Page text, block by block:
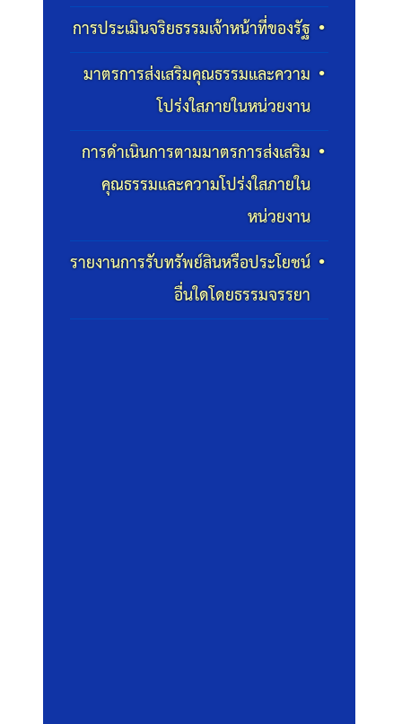
การประเมินจริยธรรมเจ้าหน้าที่ของรัฐ
มาตรการส่งเสริมคุณธรรมและความ
โปร่งใสภายในหน่วยงาน
การดำเนินการตามมาตรการส่งเสริม
คุณธรรมและความโปร่งใสภายใน
หน่วยงาน
รายงานการรับทรัพย์สินหรือประโยชน์
อื่นใดโดยธรรมจรรยา